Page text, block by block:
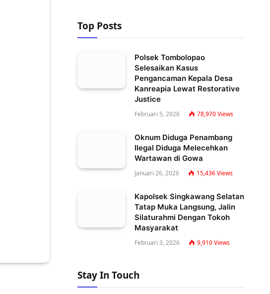
Top Posts
Polsek Tombolopao
Selesaikan Kasus
Pengancaman Kepala Desa
Kanreapia Lewat Restorative
Justice
Februari 5, 2026 78,970Views
Oknum Diduga Penambang
Ilegal Diduga Melecehkan
Wartawan di Gowa
Januari 26, 2026 15,436Views
Kapolsek Singkawang Selatan
Tatap Muka Langsung, Jalin
Silaturahmi Dengan Tokoh
Masyarakat
Februari 3, 2026 9,910Views
Stay In Touch